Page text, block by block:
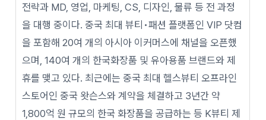
전략과 MD, 영업, 마케팅, CS, 디자인, 물류 등 전 과정
을 대행 중이다. 중국 최대 뷰티•패션 플랫폼인 VIP 닷컴
을 포함해 20여 개의 아시아 이커머스에 채널을 오픈했
으며, 140여 개의 한국화장품 및 유아용품 브랜드와 제
휴를 맺고 있다. 최근에는 중국 최대 헬스뷰티 오프라인
스토어인 중국 왓슨스와 계약을 체결하고 3년간 약
1,800억 원 규모의 한국 화장품을 공급하는 등 K뷰티 제